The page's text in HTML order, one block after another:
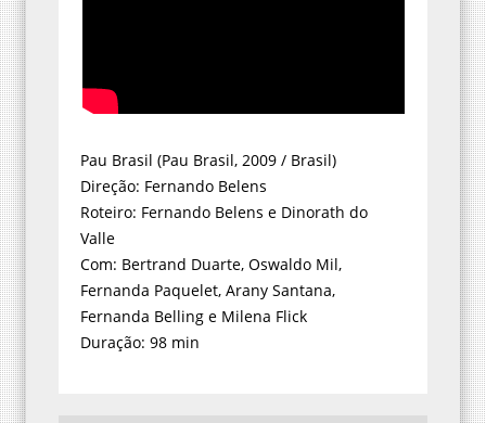
Pau Brasil (Pau Brasil, 2009 / Brasil)
Direção: Fernando Belens
Roteiro: Fernando Belens e Dinorath do
Valle
Com: Bertrand Duarte, Oswaldo Mil,
Fernanda Paquelet, Arany Santana,
Fernanda Belling e Milena Flick
Duração: 98 min